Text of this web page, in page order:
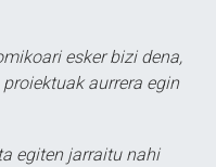
esker bizi dena,
aurrera egin
egiten jarraitu nahi